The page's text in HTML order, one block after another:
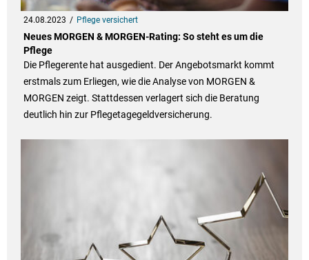
24.08.2023 Pflege versichert
Neues MORGEN & MORGEN-Rating: So steht es um die
Pflege
Die Pflegerente hat ausgedient. Der Angebotsmarkt kommt
erstmals zum Erliegen, wie die Analyse von MORGEN &
MORGEN zeigt. Stattdessen verlagert sich die Beratung
deutlich hin zur Pflegetagegeldversicherung.